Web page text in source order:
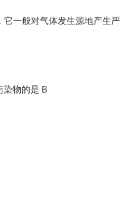
它一般对气体发生源地产生严
染物的是 B